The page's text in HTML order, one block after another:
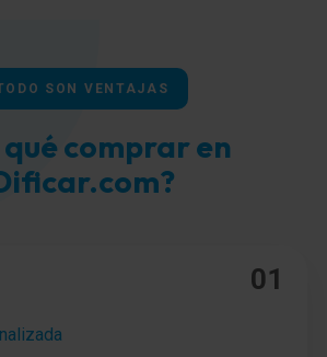
SON VENTAJAS
qué comprar en
01